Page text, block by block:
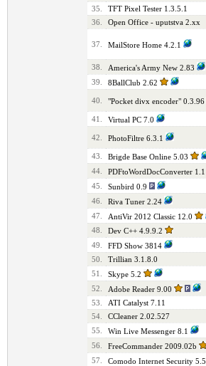
35.
TFT Pixel Tester 1.3.5.1
36.
Open Office - uputstva 2.xx
37. MailStore Home 4.2.1
38. America's Army New 2.83
39.
8BallClub 2.62
40. "Pocket divx encoder" 0.3.96
41. Virtual PC 7.0
42. PhotoFiltre 6.3.1
43. Brigde Base Online 5.03
44.
PDFtoWordDocConverter 1.1
45.
Sunbird 0.9
46.
Riva Tuner 2.24
47.
AntiVir 2012 Classic 12.0
48.
Dev C++ 4.9.9.2
49.
FFD Show 3814
50.
Trillian 3.1.8.0
51.
Skype 5.2
52.
Adobe Reader 9.00
53.
ATI Catalyst 7.11
54.
CCleaner 2.02.527
55.
Win Live Messenger 8.1
56.
FreeCommander 2009.02b
57.
Comodo Internet Security 5.5